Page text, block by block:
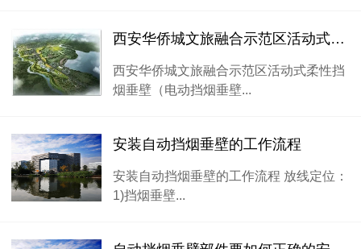
西安华侨城文旅融合示范区活动式柔性挡烟垂壁（电动挡烟垂壁）45套配套项目按时交货
西安华侨城文旅融合示范区活动式柔性挡
烟垂壁（电动挡烟垂壁...
安装自动挡烟垂壁的工作流程
安装自动挡烟垂壁的工作流程 放线定位：
1)挡烟垂壁...